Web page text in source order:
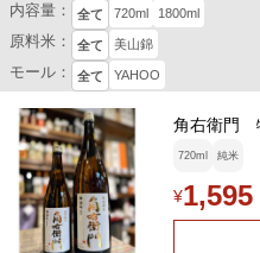
内容量： 全て 720ml 1800ml
原料米： 全て 美山錦
モール： 全て YAHOO
角右衛門
720ml 純米
¥1,595